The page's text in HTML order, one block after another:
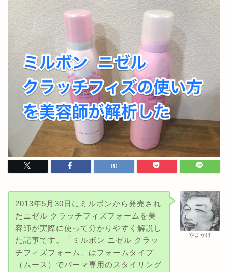
やまかげ
2013年5月30日にミルボンから発売され
たニゼル クラッチフィズフォームを美
容師が実際に使って分かりやすく解説し
た記事です。「ミルボン ニゼル クラッ
チフィズフォーム」はフォームタイプ
（ムース）でパーマ専用のスタイリング